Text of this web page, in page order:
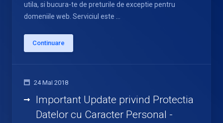
utila, si bucura-te de preturile de exceptie pentru
domeniile web. Serviciul este ...
Continuare
24 MaI 2018
Important Update privind Protectia
Datelor cu Caracter Personal -